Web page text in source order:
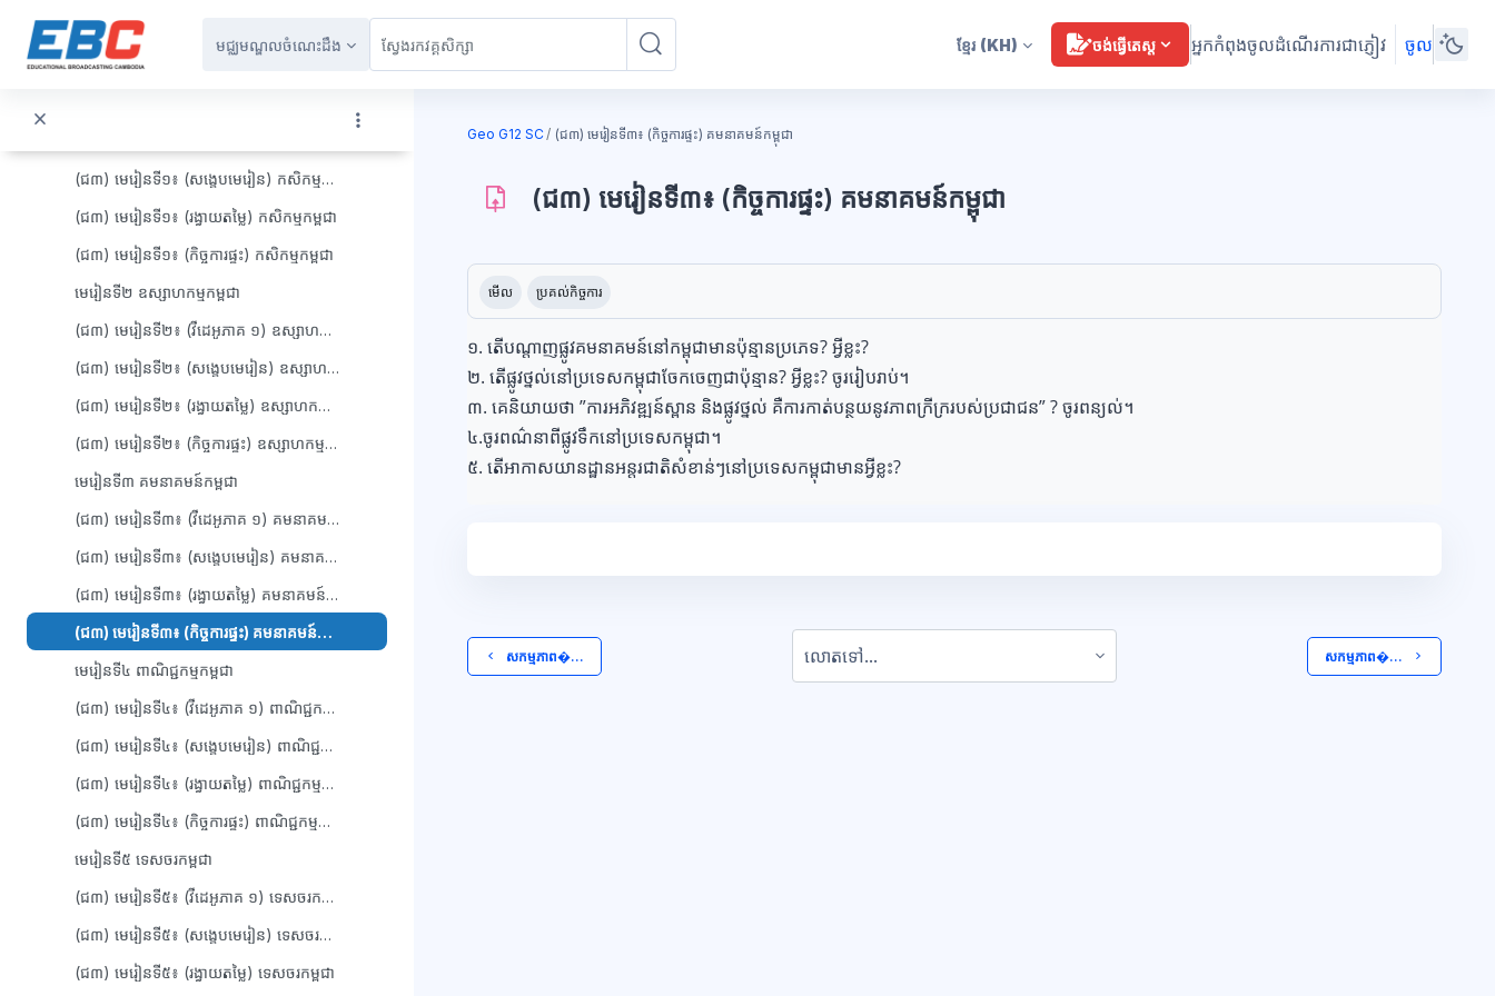
មជ្ឈមណ្ឌលចំណេះដឹង
ខ្មែរ (KH) ចង់ធ្វើតេស្ត អ្នកកំពុងចូលដំណើរការជាភ្ញៀវ ចូល
ជំពូកទី៣ សេដ្ឋកិច្ចកម្ពុជា វេញ
(ជ៣) មេរៀនទី១៖ (សង្ខេបមេរៀន) កសិកម្មកម្ពុជា
(ជ៣) មេរៀនទី១៖ (រង្វាយតម្លៃ) កសិកម្មកម្ពុជា
(ជ៣) មេរៀនទី១៖ (កិច្ចការផ្ទះ) កសិកម្មកម្ពុជា
មេរៀនទី២ ឧស្សាហកម្មកម្ពុជា
(ជ៣) មេរៀនទី២៖ (វីដេអូភាគ ១) ឧស្សាហកម្មកម្ពុជា
(ជ៣) មេរៀនទី២៖ (សង្ខេបមេរៀន) ឧស្សាហកម្មកម្ពុជា
(ជ៣) មេរៀនទី២៖ (រង្វាយតម្លៃ) ឧស្សាហកម្មកម្ពុជា
(ជ៣) មេរៀនទី២៖ (កិច្ចការផ្ទះ) ឧស្សាហកម្មកម្ពុជា
មេរៀនទី៣ គមនាគមន៍កម្ពុជា
(ជ៣) មេរៀនទី៣៖ (វីដេអូភាគ ១) គមនាគមន៍កម្ពុជា
(ជ៣) មេរៀនទី៣៖ (សង្ខេបមេរៀន) គមនាគមន៍កម្ពុជា
(ជ៣) មេរៀនទី៣៖ (រង្វាយតម្លៃ) គមនាគមន៍កម្ពុជា
(ជ៣) មេរៀនទី៣៖ (កិច្ចការផ្ទះ) គមនាគមន៍កម្ពុជា
មេរៀនទី៤ ពាណិជ្ជកម្មកម្ពុជា
(ជ៣) មេរៀនទី៤៖ (វីដេអូភាគ ១) ពាណិជ្ជកម្មកម្ពុជា
(ជ៣) មេរៀនទី៤៖ (សង្ខេបមេរៀន) ពាណិជ្ជកម្មកម្ពុជា
(ជ៣) មេរៀនទី៤៖ (រង្វាយតម្លៃ) ពាណិជ្ជកម្មកម្ពុជា
(ជ៣) មេរៀនទី៤៖ (កិច្ចការផ្ទះ) ពាណិជ្ជកម្មកម្ពុជា
មេរៀនទី៥ ទេសចរកម្ពុជា
(ជ៣) មេរៀនទី៥៖ (វីដេអូភាគ ១) ទេសចរកម្ពុជា
(ជ៣) មេរៀនទី៥៖ (សង្ខេបមេរៀន) ទេសចរកម្ពុជា
(ជ៣) មេរៀនទី៥៖ (រង្វាយតម្លៃ) ទេសចរកម្ពុជា
Geo G12 SC (ជ៣) មេរៀនទី៣៖ (កិច្ចការផ្ទះ) គមនាគមន៍កម្ពុជា
(ជ៣) មេរៀនទី៣៖ (កិច្ចការផ្ទះ) គមនាគមន៍កម្ពុជា
ប្លុក
តម្រូវការសម្រាប់ការបញ្ចប់
មើល ប្រគល់កិច្ចការ
១. តើបណ្តាញផ្លូវគមនាគមន៍នៅកម្ពុជាមានប៉ុន្មានប្រភេទ? អ្វីខ្លះ​?
២. តើផ្លូវថ្នល់នៅប្រទេសកម្ពុជាចែកចេញជាប៉ុន្មាន? ​អ្វីខ្លះ?​ ចូររៀបរាប់។
៣. គេនិយាយថា ”ការអភិវឌ្ឍន៍ស្ពាន និងផ្លូវថ្នល់ គឺការកាត់បន្ថយនូវភាពក្រីក្ររបស់ប្រជាជន” ?ចូរពន្យល់។
៤.​ចូរពណ៌នាពីផ្លូវទឹកនៅប្រទេសកម្ពុជា។
៥. តើអាកាសយានដ្ឋានអន្តរជាតិសំខាន់ៗនៅប្រទេសកម្ពុជាមានអ្វីខ្លះ?
  សកម្មភាព�...
លោតទៅ... សកម្មភាព�...